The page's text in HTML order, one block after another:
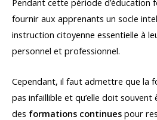
Pendant cette période d’éducation
fournir aux apprenants un socle
instruction citoyenne essentielle à
personnel et professionnel.
Cependant, il faut admettre que la
pas infaillible et qu’elle doit
des formations continues pour